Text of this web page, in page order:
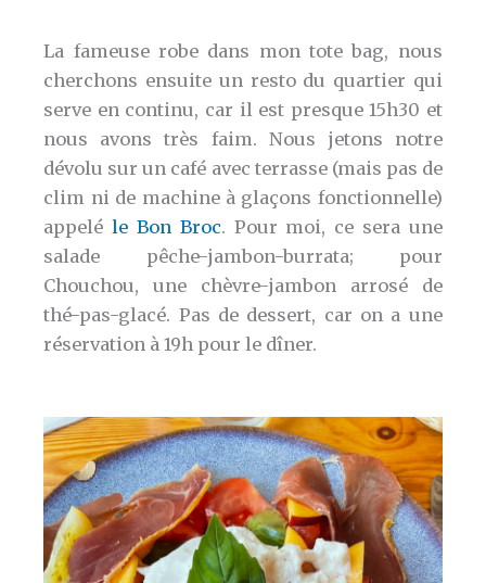
La fameuse robe dans mon tote bag, nous
cherchons ensuite un resto du quartier qui
serve en continu, car il est presque 15h30 et
nous avons très faim. Nous jetons notre
dévolu sur un café avec terrasse (mais pas de
clim ni de machine à glaçons fonctionnelle)
appeléle Bon Broc. Pour moi, ce sera une
salade pêche-jambon-burrata; pour
Chouchou, une chèvre-jambon arrosé de
thé-pas-glacé. Pas de dessert, car on a une
réservation à 19h pour le dîner.